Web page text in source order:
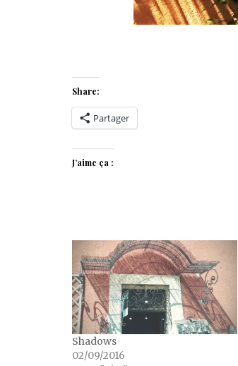
Share:
Partager
J’aime ça :
Shadows
02/09/2016